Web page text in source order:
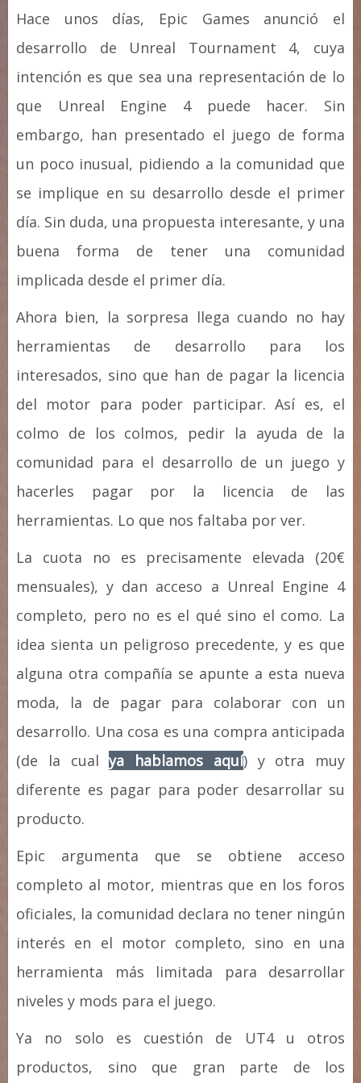
Hace unos días, Epic Games anunció el
desarrollo de Unreal Tournament 4, cuya
intención es que sea una representación de lo
que Unreal Engine 4 puede hacer. Sin
embargo, han presentado el juego de forma
un poco inusual, pidiendo a la comunidad que
se implique en su desarrollo desde el primer
día. Sin duda, una propuesta interesante, y una
buena forma de tener una comunidad
implicada desde el primer día.
Ahora bien, la sorpresa llega cuando no hay
herramientas de desarrollo para los
interesados, sino que han de pagar la licencia
del motor para poder participar. Así es, el
colmo de los colmos, pedir la ayuda de la
comunidad para el desarrollo de un juego y
hacerles pagar por la licencia de las
herramientas. Lo que nos faltaba por ver.
La cuota no es precisamente elevada (20€
mensuales), y dan acceso a Unreal Engine 4
completo, pero no es el qué sino el como. La
idea sienta un peligroso precedente, y es que
alguna otra compañía se apunte a esta nueva
moda, la de pagar para colaborar con un
desarrollo. Una cosa es una compra anticipada
(de la cualya hablamos aquí) y otra muy
diferente es pagar para poder desarrollar su
producto.
Epic argumenta que se obtiene acceso
completo al motor, mientras que en los foros
oficiales, la comunidad declara no tener ningún
interés en el motor completo, sino en una
herramienta más limitada para desarrollar
niveles y mods para el juego.
Ya no solo es cuestión de UT4 u otros
productos, sino que gran parte de los